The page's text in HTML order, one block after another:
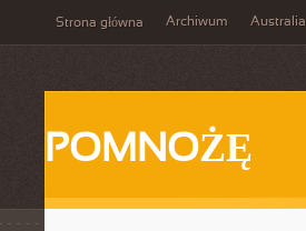
Strona główna Archiwum Australia
POMNOŻĘ